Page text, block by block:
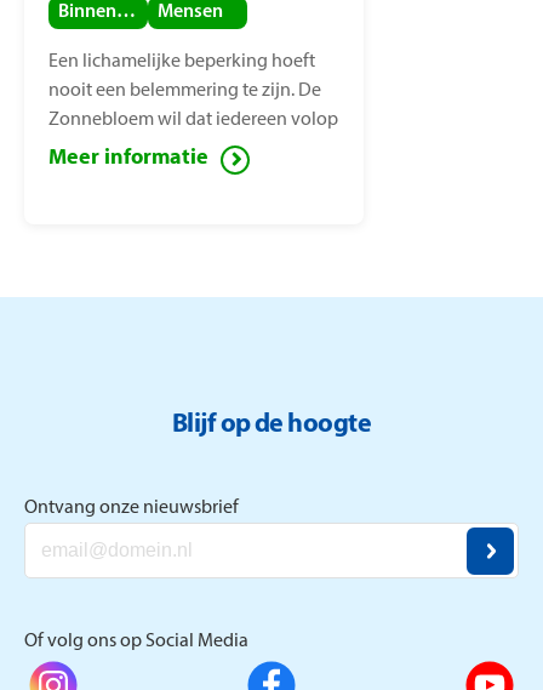
Binnenland Mensen
Een lichamelijke beperking hoeft
nooit een belemmering te zijn. De
Zonnebloem wil dat iedereen volop
van het leven kan genieten, ook
mensen met een lichamelijke
Meer informatie
Blijf op de hoogte
Ontvang onze nieuwsbrief
Of volg ons op Social Media